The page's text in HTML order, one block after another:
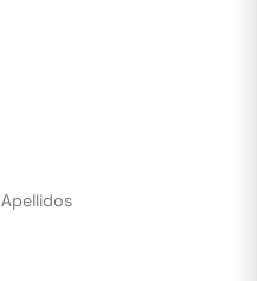
Apellidos